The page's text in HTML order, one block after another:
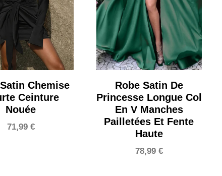
Chemise
Ceinture
Nouée
71,99 €
Robe Satin De
Princesse Longue Col
En V Manches
Pailletées Et Fente
Haute
78,99 €